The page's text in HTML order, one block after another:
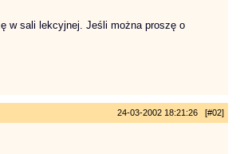
w sali lekcyjnej. Jeśli można proszę o
24-03-2002 18:21:26 [#02]